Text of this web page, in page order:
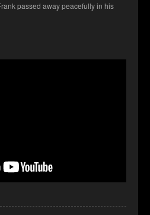
passed away peacefully in his